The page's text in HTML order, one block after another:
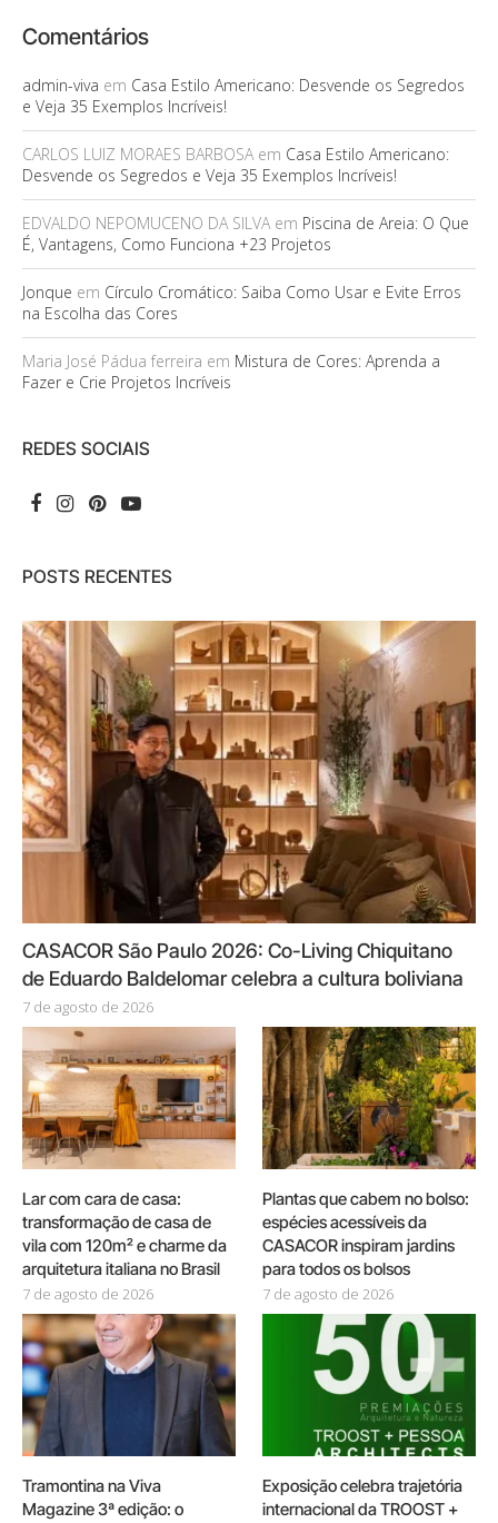
Comentários
admin-viva em Casa Estilo Americano: Desvende os Segredos
e Veja 35 Exemplos Incríveis!
CARLOS LUIZ MORAES BARBOSAem Casa Estilo Americano:
Desvende os Segredos e Veja 35 Exemplos Incríveis!
EDVALDO NEPOMUCENO DA SILVAem Piscina de Areia: O Que
É, Vantagens, Como Funciona +23 Projetos
Jonque em Círculo Cromático: Saiba Como Usar e Evite Erros
na Escolha das Cores
Maria José Pádua ferreira em Mistura de Cores: Aprenda a
Fazer e Crie Projetos Incríveis
REDES SOCIAIS
POSTS RECENTES
CASACOR São Paulo 2026: Co-Living Chiquitano
de Eduardo Baldelomar celebra a cultura boliviana
7 de agosto de 2026
Lar com cara de casa:
transformação de casa de
vila com 120m² e charme da
arquitetura italiana no Brasil
7 de agosto de 2026
Plantas que cabem no bolso:
espécies acessíveis da
CASACOR inspiram jardins
para todos os bolsos
7 de agosto de 2026
Tramontina na Viva
Magazine 3ª edição: o
Exposição celebra trajetória
internacional da TROOST +